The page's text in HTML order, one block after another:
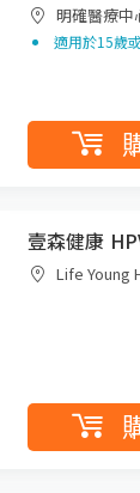
明確醫療中
適用於15歲
壹森健康
Life Young